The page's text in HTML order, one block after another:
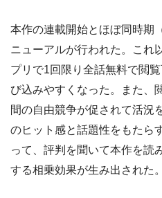
本作の連載開始とほぼ同時期
ニューアルが行われた。これ
プリで1回限り全話無料で閲
び込みやすくなった。また、
間の自由競争が促されて活況
のヒット感と話題性をもたら
って、評判を聞いて本作を読
する相乗効果が生み出された。